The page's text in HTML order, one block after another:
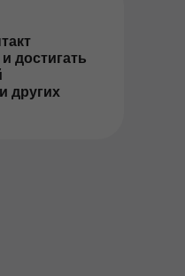
достигать
других